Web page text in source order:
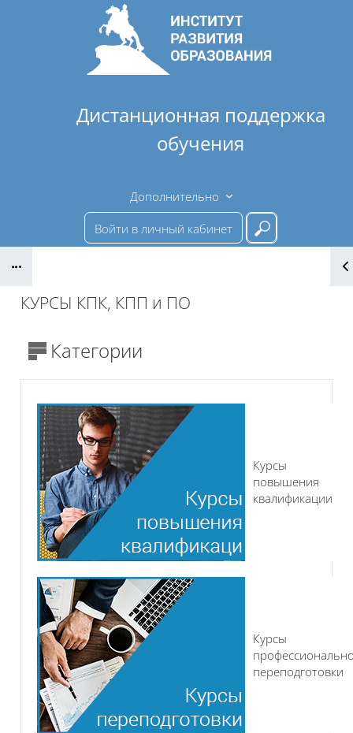
Перейти к основному содержанию
Дистанционная поддержка
обучения
Дополнительно
Введите ваш
Войти в личный кабинет
КУРСЫ КПК, КПП и ПО
Категории
Курсы
повышения
квалификации
Курсы
переподготовки